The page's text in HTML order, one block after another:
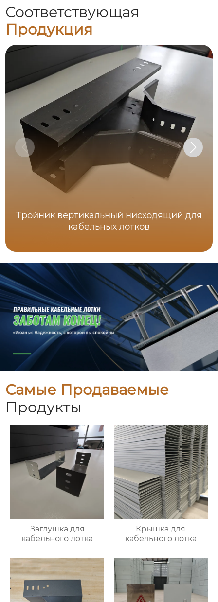
Соответствующая
Продукция
Тройник вертикальный нисходящий для
кабельных лотков
Самые Продаваемые
Продукты
Заглушка для
кабельного лотка
Крышка для
кабельного лотка